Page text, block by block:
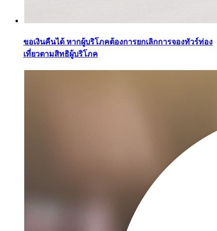
ขอเงินคืนได้ หากผู้บริโภคต้องการยกเลิกการจองทัวร์ท่อง
เที่ยวตามสิทธิผู้บริโภค